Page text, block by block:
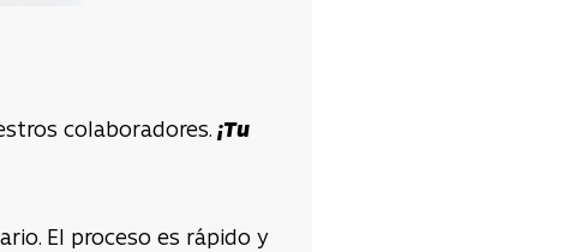
colaboradores. ¡Tu
El proceso es rápido y